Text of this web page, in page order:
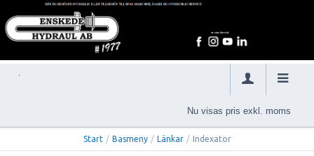
Nu visas pris exkl. moms
Start / Basmeny / Länkar / Indexator